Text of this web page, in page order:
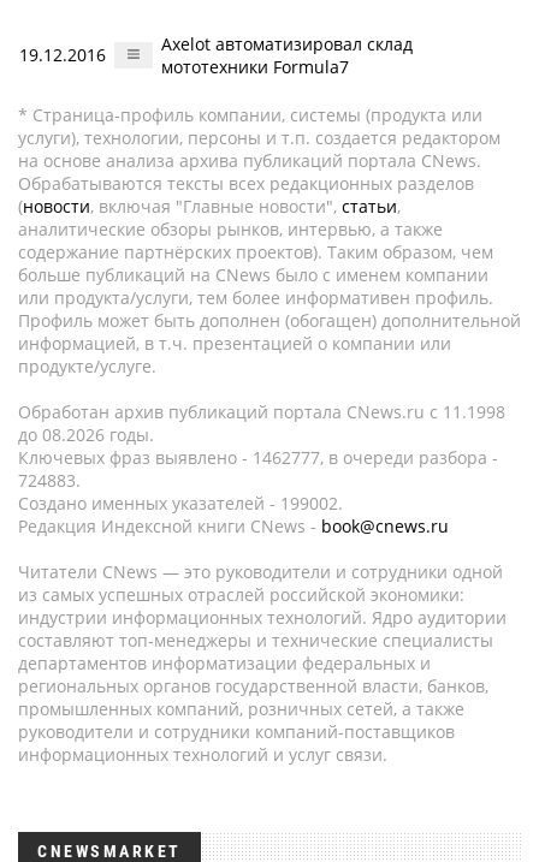
19.12.2016
Axelot автоматизировал склад
мототехники Formula7
* Страница-профиль компании, системы (продукта или
услуги), технологии, персоны и т.п. создается редактором
на основе анализа архива публикаций портала CNews.
Обрабатываются тексты всех редакционных разделов
(новости, включая "Главные новости", статьи,
аналитические обзоры рынков, интервью, а также
содержание партнёрских проектов). Таким образом, чем
больше публикаций на CNews было с именем компании
или продукта/услуги, тем более информативен профиль.
Профиль может быть дополнен (обогащен) дополнительной
информацией, в т.ч. презентацией о компании или
продукте/услуге.
Обработан архив публикаций портала CNews.ru c 11.1998
до 08.2026 годы.
Ключевых фраз выявлено - 1462777, в очереди разбора -
724883.
Создано именных указателей - 199002.
Редакция Индексной книги CNews - book@cnews.ru
Читатели CNews — это руководители и сотрудники одной
из самых успешных отраслей российской экономики:
индустрии информационных технологий. Ядро аудитории
составляют топ-менеджеры и технические специалисты
департаментов информатизации федеральных и
региональных органов государственной власти, банков,
промышленных компаний, розничных сетей, а также
руководители и сотрудники компаний-поставщиков
информационных технологий и услуг связи.
CNEWSMARKET